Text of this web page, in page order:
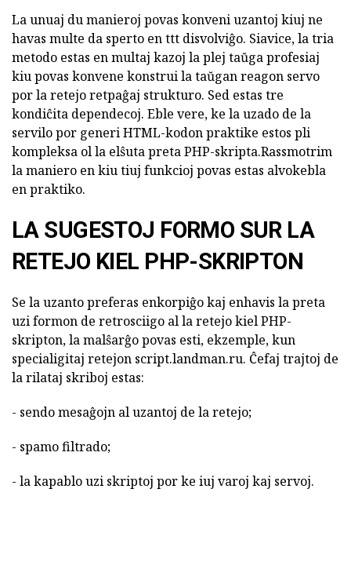
La unuaj du manieroj povas konveni uzantoj kiuj ne
havas multe da sperto en ttt disvolviĝo. Siavice, la tria
metodo estas en multaj kazoj la plej taŭga profesiaj
kiu povas konvene konstrui la taŭgan reagon servo
por la retejo retpaĝaj strukturo. Sed estas tre
kondiĉita dependecoj. Eble vere, ke la uzado de la
servilo por generi HTML-kodon praktike estos pli
kompleksa ol la elŝuta preta PHP-skripta.Rassmotrim
la maniero en kiu tiuj funkcioj povas estas alvokebla
en praktiko.
LA SUGESTOJ FORMO SUR LA
RETEJO KIEL PHP-SKRIPTON
Se la uzanto preferas enkorpiĝo kaj enhavis la preta
uzi formon de retrosciigo al la retejo kiel PHP-
skripton, la malŝarĝo povas esti, ekzemple, kun
specialigitaj retejon script.landman.ru. Ĉefaj trajtoj de
la rilataj skriboj estas:
- sendo mesaĝojn al uzantoj de la retejo;
- spamo filtrado;
- la kapablo uzi skriptoj por ke iuj varoj kaj servoj.